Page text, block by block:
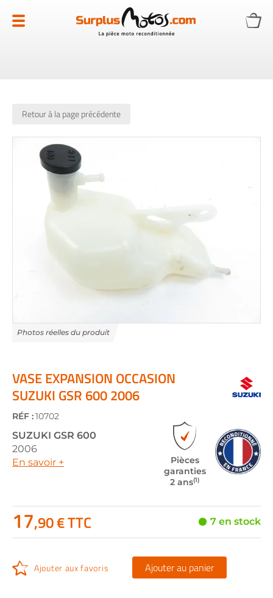
au
contenu
Retour à la page précédente
the
beginning
of
the
images
gallery
VASE EXPANSION OCCASION
SUZUKI GSR 600 2006
RÉF :10702
SUZUKI GSR 600
2006
En savoir +
Pièces
garanties
2 ans(1)
17,90 € TTC 7 en stock
Ajouter aux favoris Ajouter au panier